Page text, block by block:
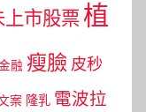
上市股票植
融 瘦臉 皮秒
案 隆乳 電波拉